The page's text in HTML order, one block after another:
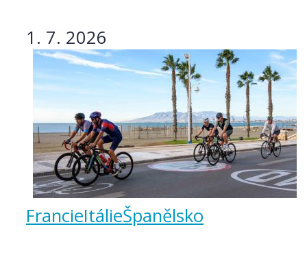
1. 7. 2026
FrancieItálieŠpanělsko